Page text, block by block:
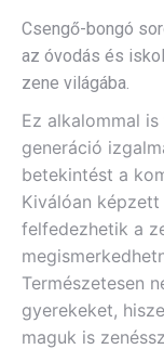
Csengő-bongó
az óvodás és
zene világába.
Ez alkalommal
generáció
betekintést a
Kiválóan
felfedezhetik a
Természetesen
gyerekeket,
maguk is